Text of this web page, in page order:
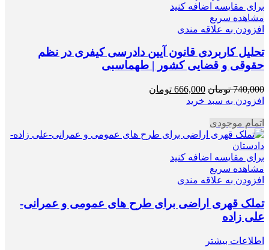
برای مقایسه اضافه کنید
مشاهده سریع
افزودن به علاقه مندی
تحلیل کاربردی قانون آیین دادرسی کیفری در نظم
حقوقی و قضایی کشور | طهماسبی
740,000 تومان قیمت
اصلی
666,000 تومان
افزودن به سبد خرید
اتمام موجودی
برای مقایسه اضافه کنید
مشاهده سریع
افزودن به علاقه مندی
تملک قهری اراضی برای طرح های عمومی و عمرانی-
علی زاده
اطلاعات بیشتر